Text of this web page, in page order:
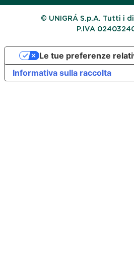
© UNIGRÁ S.p.A. Tutti i
P.IVA
Informativa sulla raccolta
Le tue preferenze